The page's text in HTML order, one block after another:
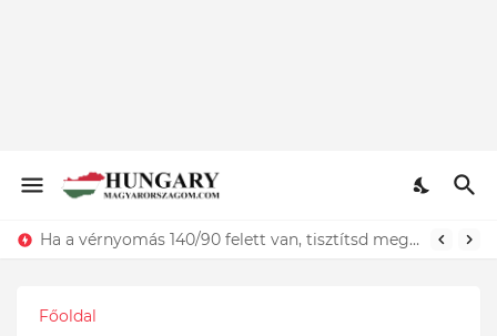
Ha a vérnyomás 140/90 felett van, tisztítsd meg az ereidet. Étkezés előtt fogyassz 30 g...
Főoldal